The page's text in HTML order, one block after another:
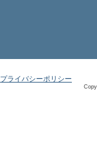
プライバシーポリシー